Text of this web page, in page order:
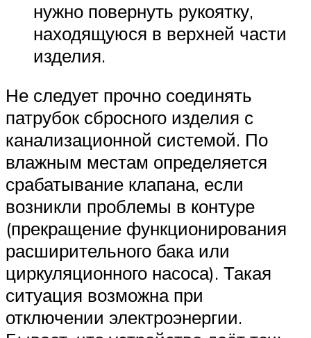
нужно повернуть рукоятку,
находящуюся в верхней части
изделия.
Не следует прочно соединять
патрубок сбросного изделия с
канализационной системой. По
влажным местам определяется
срабатывание клапана, если
возникли проблемы в контуре
(прекращение функционирования
расширительного бака или
циркуляционного насоса). Такая
ситуация возможна при
отключении электроэнергии.